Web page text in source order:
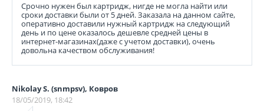
Срочно нужен был картридж, нигде не могла найти или
сроки доставки были от 5 дней. Заказала на данном сайте,
оперативно доставили нужный картридж на следующий
день и по цене оказалось дешевле средней цены в
интернет-магазинах(даже с учетом доставки), очень
довольна качеством обслуживания!
Nikolay S. (snmpsv), Ковров
18/05/2019, 18:42